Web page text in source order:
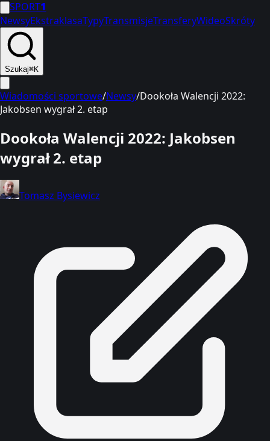
SPORT1
NewsyEkstraklasaTypyTransmisjeTransferyWideoSkróty
Szukaj⌘K
Wiadomości sportowe/Newsy/Dookoła Walencji 2022:
Jakobsen wygrał 2. etap
Dookoła Walencji 2022: Jakobsen
wygrał 2. etap
Tomasz Bysiewicz